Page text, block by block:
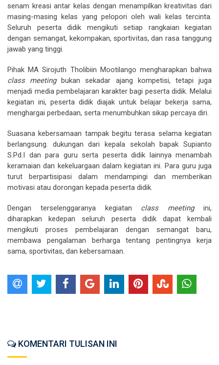
senam kreasi antar kelas dengan menampilkan kreativitas dari
masing-masing kelas yang pelopori oleh wali kelas tercinta.
Seluruh peserta didik mengikuti setiap rangkaian kegiatan
dengan semangat, kekompakan, sportivitas, dan rasa tanggung
jawab yang tinggi.
Pihak MA Sirojuth Tholibiin Mootilango mengharapkan bahwa
class meetingbukan sekadar ajang kompetisi, tetapi juga
menjadi media pembelajaran karakter bagi peserta didik. Melalui
kegiatan ini, peserta didik diajak untuk belajar bekerja sama,
menghargai perbedaan, serta menumbuhkan sikap percaya diri.
Suasana kebersamaan tampak begitu terasa selama kegiatan
berlangsung. dukungan dari kepala sekolah bapak Supianto
S.Pd.I dan para guru serta peserta didik lainnya menambah
keramaian dan kekeluargaan dalam kegiatan ini. Para guru juga
turut berpartisipasi dalam mendampingi dan memberikan
motivasi atau dorongan kepada peserta didik.
Dengan terselenggaranya kegiatan class meetingini,
diharapkan kedepan seluruh peserta didik dapat kembali
mengikuti proses pembelajaran dengan semangat baru,
membawa pengalaman berharga tentang pentingnya kerja
sama, sportivitas, dan kebersamaan.
KOMENTARI TULISAN INI